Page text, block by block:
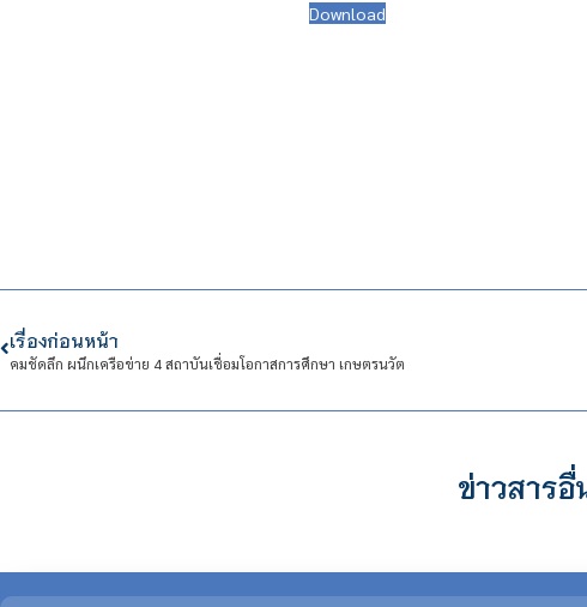
Download
เรื่องก่อนหน้า
คมชัดลึก ผนึกเครือข่าย 4 สถาบันเชื่อมโอกาสการศึกษา เกษตรนวัต
ข่าวสาร